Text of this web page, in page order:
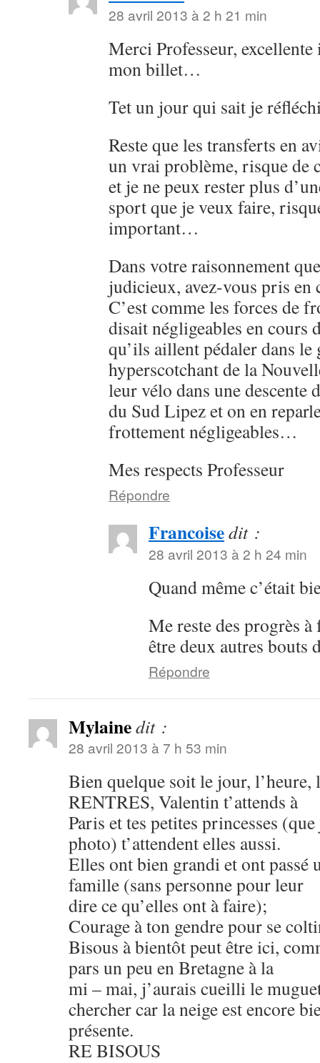
28 avril 2013 à 2 h 21 min
Merci Professeur,
mon billet…
Tet un jour qui sait je
Reste que les transferts en
un vrai problème, risque de
et je ne peux rester plus
sport que je veux faire,
important…
Dans votre raisonnement
judicieux, avez-vous pris en
C’est comme les forces de
disait négligeables en cours
qu’ils aillent pédaler dans le
hyperscotchant de la
leur vélo dans une descente
du Sud Lipez et on en
frottement négligeables…
Mes respects Professeur
Répondre
Francoisedit :
28 avril 2013 à 2 h 24 min
Quand même c’était
Me reste des progrès
être deux autres
Répondre
Mylainedit :
28 avril 2013 à 7 h 53 min
Bien quelque soit le jour, l’heure,
RENTRES, Valentin t’attends à
Paris et tes petites princesses
photo) t’attendent elles aussi.
Elles ont bien grandi et ont passé
famille (sans personne pour leur
dire ce qu’elles ont à faire);
Courage à ton gendre pour se
Bisous à bientôt peut être ici,
pars un peu en Bretagne à la
mi – mai, j’aurais cueilli le
chercher car la neige est encore
présente.
RE BISOUS